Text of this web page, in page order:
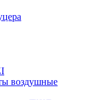
воздушные